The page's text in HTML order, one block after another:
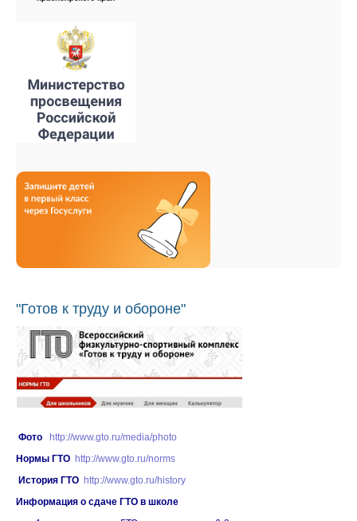
"Готов к труду и обороне"
Фото
http://www.gto.ru/media/photo
Нормы ГТО http://www.gto.ru/norms
История ГТО http://www.gto.ru/history
Информация о сдаче ГТО в школе